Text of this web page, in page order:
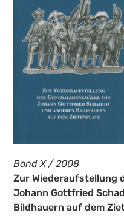
Band X / 2008
Zur Wiederaufstellung
Johann Gottfried
Bildhauern auf dem